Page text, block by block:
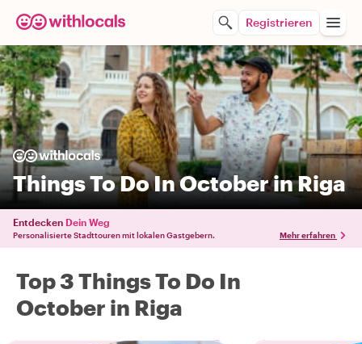
Registrieren
Things To Do In October in Riga
Entdecken Dein Weg
Personalisierte Stadttouren mit lokalen Gastgebern. Mehr erfahren
Top 3 Things To Do In
October in Riga